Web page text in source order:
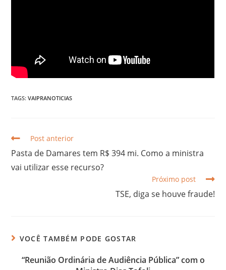
TAGS:VAIPRANOTICIAS
Post anterior
Pasta de Damares tem R$ 394 mi. Como a ministra
vai utilizar esse recurso?
Próximo post
TSE, diga se houve fraude!
VOCÊ TAMBÉM PODE GOSTAR
“Reunião Ordinária de Audiência Pública” com o